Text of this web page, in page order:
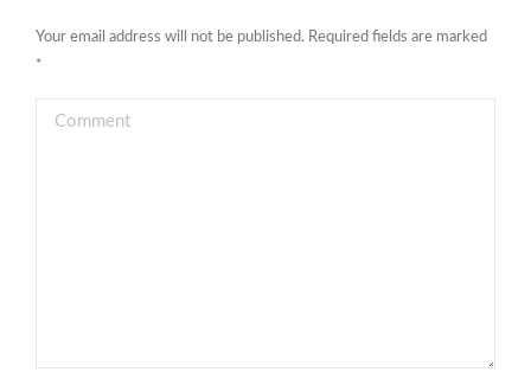
Your email address will not be published. Required fields are marked
*
Comment